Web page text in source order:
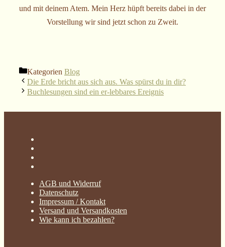
und mit deinem Atem. Mein Herz hüpft bereits dabei in der
Vorstellung wir sind jetzt schon zu Zweit.
Kategorien Blog
Die Erde bricht aus sich aus. Was spürst du in dir?
Buchlesungen sind ein er-lebbares Ereignis
AGB und Widerruf
Datenschutz
Impressum / Kontakt
Versand und Versandkosten
Wie kann ich bezahlen?